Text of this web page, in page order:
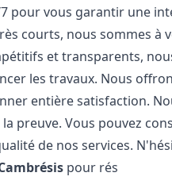
pour vous garantir une
courts, nous sommes à
et transparents,
les travaux. Nous
entière satisfaction.
preuve. Vous pouvez
de nos services.
pour rés